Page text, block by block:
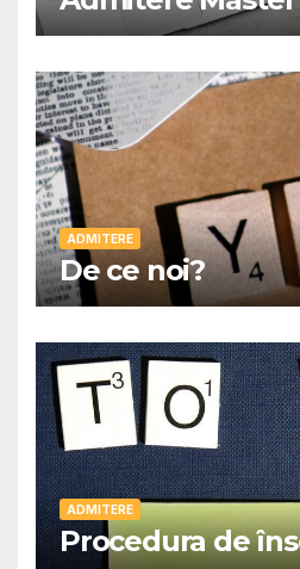
ADMITERE
De ce noi?
ADMITERE
Procedura de